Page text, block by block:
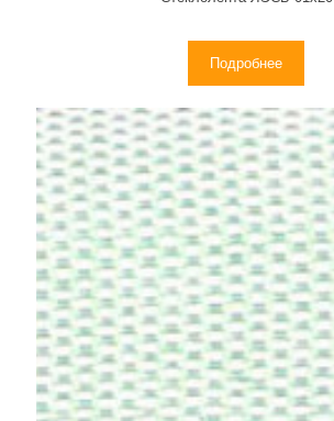
Подробнее